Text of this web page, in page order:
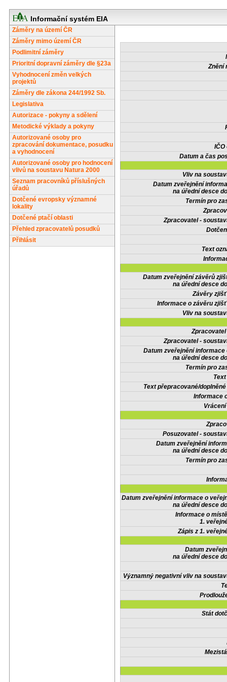
Informační systém EIA
Záměry na území ČR
Záměry mimo území ČR
Podlimitní záměry
Prioritní dopravní záměry dle §23a
Vyhodnocení změn velkých
projektů
Záměry dle zákona 244/1992 Sb.
Legislativa
Autorizace - pokyny a sdělení
Metodické výklady a pokyny
Autorizované osoby pro
zpracování dokumentace, posudku
a vyhodnocení
Autorizované osoby pro hodnocení
vlivů na soustavu Natura 2000
Seznam pracovníků příslušných
úřadů
Dotčené evropsky významné
lokality
Dotčené ptačí oblasti
Přehled zpracovatelů posudků
Přihlásit
Znění
IČO
Datum a čas
Vliv na
Datum zveřejnění
na úřední desce
Termín pro
Zpracovatel -
Text
Datum zveřejnění závěrů
na úřední desce
Závěry
Informace o závěru
Vliv na
Zpracovatel -
Datum zveřejnění informace
na úřední desce
Termín pro
Text přepracované/
Informace
Posuzovatel -
Datum zveřejnění
na úřední desce
Termín pro
Datum zveřejnění informace o
na úřední desce
Informace o
1.
Zápis z 1.
Datum
na úřední desce
Významný negativní vliv na
Stát